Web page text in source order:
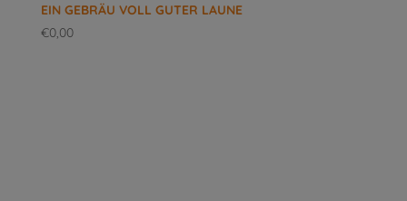
EIN GEBRÄU VOLL GUTER LAUNE
€0,00